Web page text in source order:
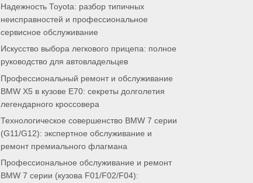
Надежность Toyota: разбор типичных
неисправностей и профессиональное
сервисное обслуживание
Искусство выбора легкового прицепа: полное
руководство для автовладельцев
Профессиональный ремонт и обслуживание
BMW X5 в кузове E70: секреты долголетия
легендарного кроссовера
Технологическое совершенство BMW 7 серии
(G11/G12): экспертное обслуживание и
ремонт премиального флагмана
Профессиональное обслуживание и ремонт
BMW 7 серии (кузова F01/F02/F04):